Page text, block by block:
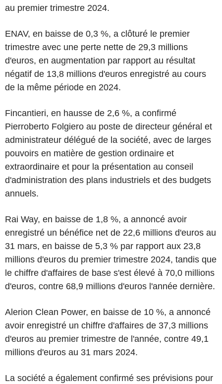
au premier trimestre 2024.
ENAV, en baisse de 0,3 %, a clôturé le premier
trimestre avec une perte nette de 29,3 millions
d'euros, en augmentation par rapport au résultat
négatif de 13,8 millions d'euros enregistré au cours
de la même période en 2024.
Fincantieri, en hausse de 2,6 %, a confirmé
Pierroberto Folgiero au poste de directeur général et
administrateur délégué de la société, avec de larges
pouvoirs en matière de gestion ordinaire et
extraordinaire et pour la présentation au conseil
d'administration des plans industriels et des budgets
annuels.
Rai Way, en baisse de 1,8 %, a annoncé avoir
enregistré un bénéfice net de 22,6 millions d'euros au
31 mars, en baisse de 5,3 % par rapport aux 23,8
millions d'euros du premier trimestre 2024, tandis que
le chiffre d'affaires de base s'est élevé à 70,0 millions
d'euros, contre 68,9 millions d'euros l'année dernière.
Alerion Clean Power, en baisse de 10 %, a annoncé
avoir enregistré un chiffre d'affaires de 37,3 millions
d'euros au premier trimestre de l'année, contre 49,1
millions d'euros au 31 mars 2024.
La société a également confirmé ses prévisions pour